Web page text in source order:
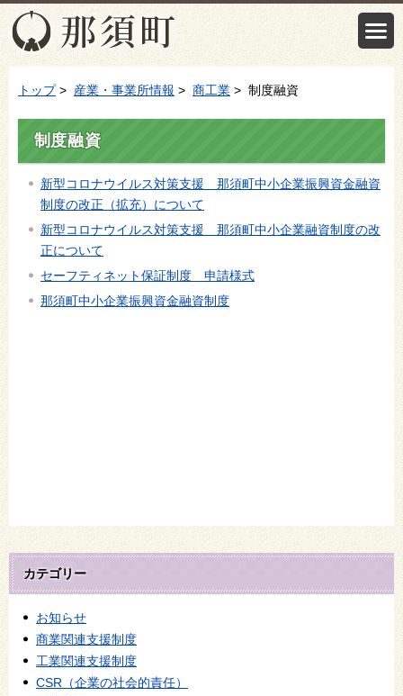
トップ> 産業・事業所情報 > 商工業 > 制度融資
制度融資
新型コロナウイルス対策支援 那須町中小企業振興資金融資
制度の改正（拡充）について
新型コロナウイルス対策支援 那須町中小企業融資制度の改
正について
セーフティネット保証制度 申請様式
那須町中小企業振興資金融資制度
カテゴリー
お知らせ
商業関連支援制度
工業関連支援制度
CSR（企業の社会的責任）